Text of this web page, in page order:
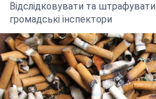
Відслідковувати та
громадські інспектори